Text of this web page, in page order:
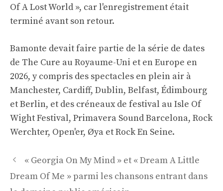
Of A Lost World », car l'enregistrement était
terminé avant son retour.
Bamonte devait faire partie de la série de dates
de The Cure au Royaume-Uni et en Europe en
2026, y compris des spectacles en plein air à
Manchester, Cardiff, Dublin, Belfast, Édimbourg
et Berlin, et des créneaux de festival au Isle Of
Wight Festival, Primavera Sound Barcelona, ​​Rock
Werchter, Open'er, Øya et Rock En Seine.
Navigation
des
articles
« Georgia On My Mind » et « Dream A Little
Dream Of Me » parmi les chansons entrant dans